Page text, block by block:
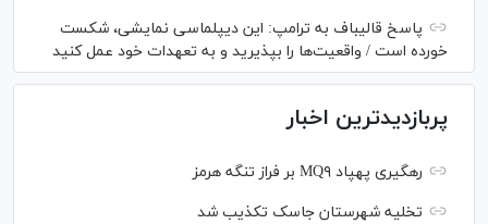
پاسخ قالیباف به ترامپ: این دیپلماسی نمایشی، شکست
خورده است / واقعیت‌ها را بپذیرید و به تعهدات خود عمل کنید
پربازدیدترین اخبار
رهگیری پهپاد MQ۹ بر فراز تنگه هرمز
تخلیه شهرستان جاسک تکذیب شد